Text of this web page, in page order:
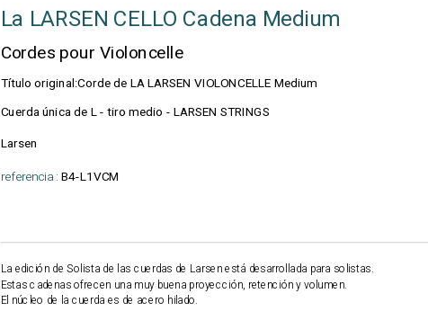
La LARSEN CELLO Cadena Medium
Cordes pour Violoncelle
Título original:Corde de LA LARSEN VIOLONCELLE Medium
Cuerda única de L - tiro medio - LARSEN STRINGS
Larsen
referencia : B4-L1VCM
La edición de Solista de las cuerdas de Larsen está desarrollada para solistas.
Estas cadenas ofrecen una muy buena proyección, retención y volumen.
El núcleo de la cuerda es de acero hilado.